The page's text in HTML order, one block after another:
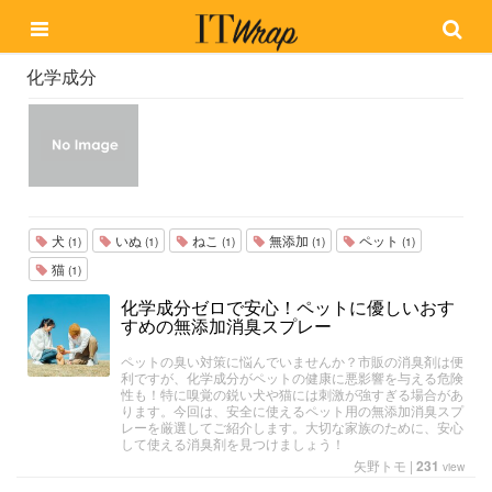
化学成分
犬 (1) いぬ (1) ねこ (1) 無添加 (1) ペット (1)
猫 (1)
化学成分ゼロで安心！ペットに優しいおす
すめの無添加消臭スプレー
ペットの臭い対策に悩んでいませんか？市販の消臭剤は便
利ですが、化学成分がペットの健康に悪影響を与える危険
性も！特に嗅覚の鋭い犬や猫には刺激が強すぎる場合があ
ります。今回は、安全に使えるペット用の無添加消臭スプ
レーを厳選してご紹介します。大切な家族のために、安心
して使える消臭剤を見つけましょう！
矢野トモ | 231 view